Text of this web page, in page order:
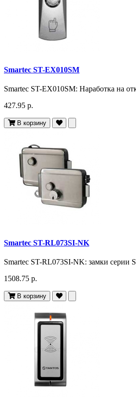
Smartec ST-EX010SM
Smartec ST-EX010SM: Наработка на
427.95 р.
В корзину
Smartec ST-RL073SI-NK
Smartec ST-RL073SI-NK: замки серии
1508.75 р.
В корзину